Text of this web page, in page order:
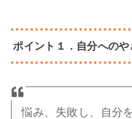
ポイント１．自分へのや
悩み、失敗し、自分